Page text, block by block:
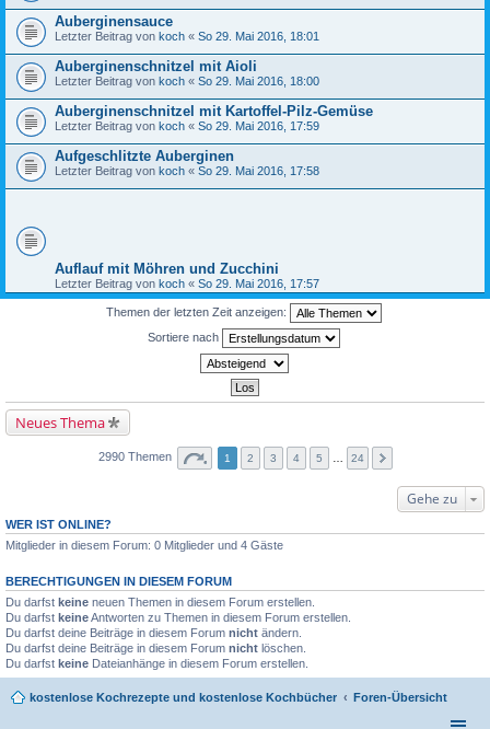
Auberginensauce
Letzter Beitrag von koch « So 29. Mai 2016, 18:01
Auberginenschnitzel mit Aioli
Letzter Beitrag von koch « So 29. Mai 2016, 18:00
Auberginenschnitzel mit Kartoffel-Pilz-Gemüse
Letzter Beitrag von koch « So 29. Mai 2016, 17:59
Aufgeschlitzte Auberginen
Letzter Beitrag von koch « So 29. Mai 2016, 17:58
Auflauf mit Möhren und Zucchini
Letzter Beitrag von koch « So 29. Mai 2016, 17:57
Themen der letzten Zeit anzeigen:
Sortiere nach
Neues Thema
2990 Themen 1 2 3 4 5 … 24
Gehe zu
WER IST ONLINE?
Mitglieder in diesem Forum: 0 Mitglieder und 4 Gäste
BERECHTIGUNGEN IN DIESEM FORUM
Du darfst keine neuen Themen in diesem Forum erstellen.
Du darfst keineAntworten zu Themen in diesem Forum erstellen.
Du darfst deine Beiträge in diesem Forum nicht ändern.
Du darfst deine Beiträge in diesem Forum nicht löschen.
Du darfst keine Dateianhänge in diesem Forum erstellen.
kostenlose Kochrezepte und kostenlose Kochbücher Foren-Übersicht